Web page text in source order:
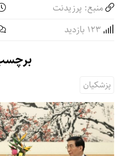
منبع: پرزیدنت
پزشکیان